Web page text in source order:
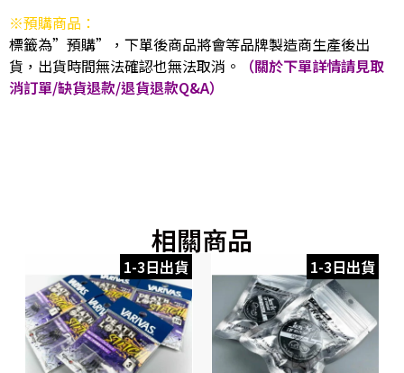
※預購商品：
標籤為”預購”，下單後商品將會等品牌製造商生產後出
貨，出貨時間無法確認也無法取消。
（關於下單詳情請見取
消訂單/缺貨退款/退貨退款Q&A）
相關商品
1-3日出貨 1-3日出貨